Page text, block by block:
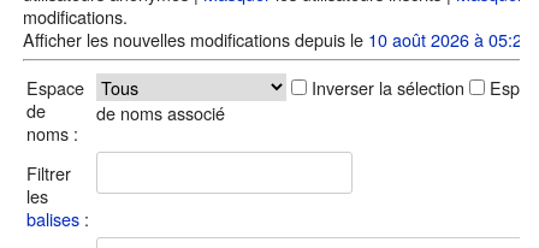
modifications.
Afficher les nouvelles modifications depuis le 10 août 2026 à 05:21
Espace
de
noms :
Inverser la sélection
de noms associé
Filtrer
les
balises :